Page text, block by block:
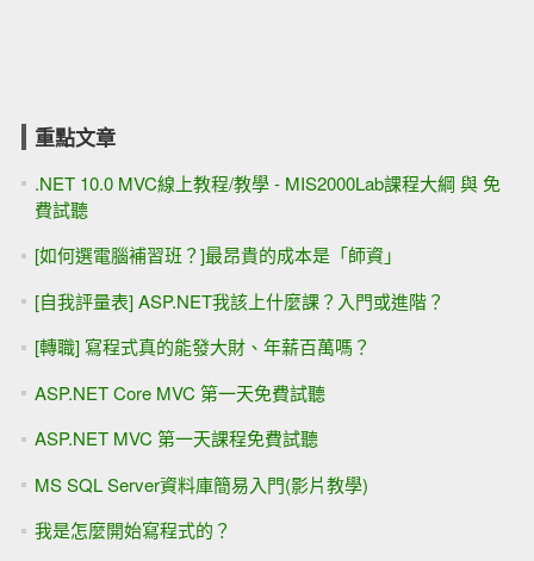
重點文章
.NET 10.0 MVC線上教程/教學 - MIS2000Lab課程大綱 與 免
費試聽
[如何選電腦補習班？]最昂貴的成本是「師資」
[自我評量表] ASP.NET我該上什麼課？入門或進階？
[轉職] 寫程式真的能發大財、年薪百萬嗎？
ASP.NET Core MVC 第一天免費試聽
ASP.NET MVC 第一天課程免費試聽
MS SQL Server資料庫簡易入門(影片教學)
我是怎麼開始寫程式的？